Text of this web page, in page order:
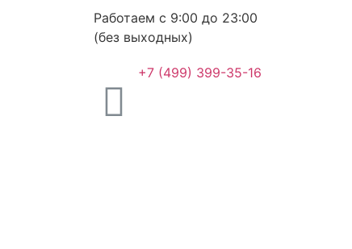
Работаем c 9:00 до 23:00
(без выходных)
+7 (499) 399-35-16